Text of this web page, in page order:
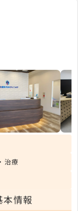
治療
情報